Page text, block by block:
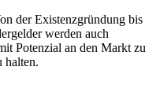
der Existenzgründung bis
werden auch
Potenzial an den Markt zu
halten.